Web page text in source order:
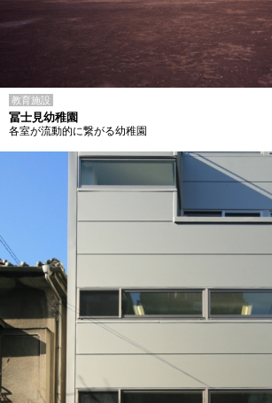
教育施設
冨士見幼稚園
各室が流動的に繋がる幼稚園